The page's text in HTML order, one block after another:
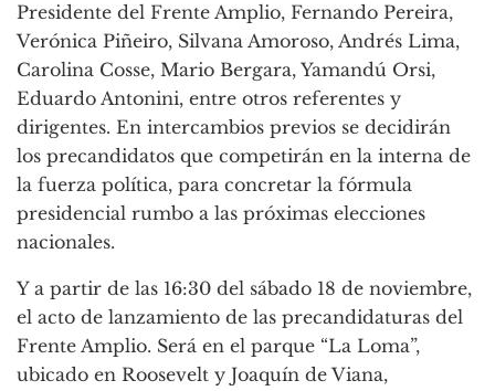
Presidente del Frente Amplio, Fernando Pereira,
Verónica Piñeiro, Silvana Amoroso, Andrés Lima,
Carolina Cosse, Mario Bergara, Yamandú Orsi,
Eduardo Antonini, entre otros referentes y
dirigentes. En intercambios previos se decidirán
los precandidatos que competirán en la interna de
la fuerza política, para concretar la fórmula
presidencial rumbo a las próximas elecciones
nacionales.
Y a partir de las 16:30 del sábado 18 de noviembre,
el acto de lanzamiento de las precandidaturas del
Frente Amplio. Será en el parque “La Loma”,
ubicado en Roosevelt y Joaquín de Viana,